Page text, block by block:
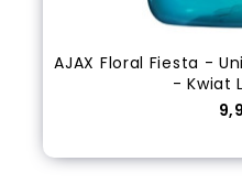
AJAX Floral Fiesta -
- Kwiat